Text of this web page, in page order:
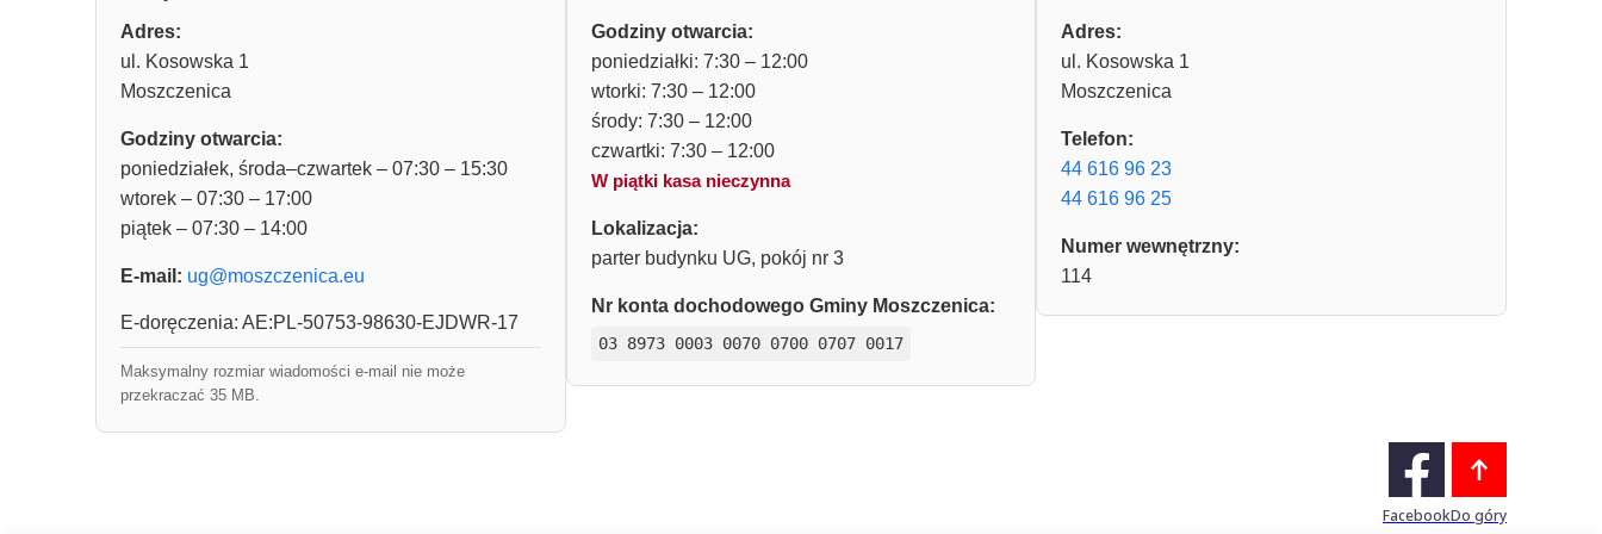
Adres:
ul. Kosowska 1
Moszczenica
Godziny otwarcia:
poniedziałek, środa–czwartek – 07:30 – 15:30
wtorek – 07:30 – 17:00
piątek – 07:30 – 14:00
E-mail: ug@moszczenica.eu
E-doręczenia: AE:PL-50753-98630-EJDWR-17
Maksymalny rozmiar wiadomości e-mail nie może
przekraczać 35 MB.
Godziny otwarcia:
poniedziałki: 7:30 – 12:00
wtorki: 7:30 – 12:00
środy: 7:30 – 12:00
czwartki: 7:30 – 12:00
W piątki kasa nieczynna
Lokalizacja:
parter budynku UG, pokój nr 3
Nr konta dochodowego Gminy Moszczenica:
03 8973 0003 0070 0700 0707 0017
Adres:
ul. Kosowska 1
Moszczenica
Telefon:
44 616 96 23
44 616 96 25
Numer wewnętrzny:
114
FacebookDo góry